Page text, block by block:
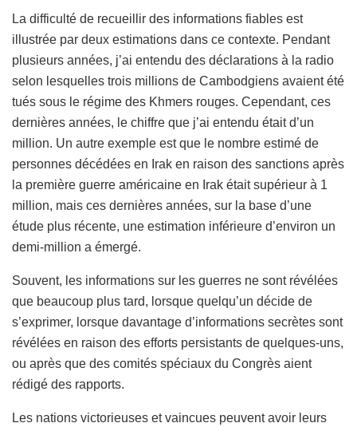
La difficulté de recueillir des informations fiables est
illustrée par deux estimations dans ce contexte. Pendant
plusieurs années, j’ai entendu des déclarations à la radio
selon lesquelles trois millions de Cambodgiens avaient été
tués sous le régime des Khmers rouges. Cependant, ces
dernières années, le chiffre que j’ai entendu était d’un
million. Un autre exemple est que le nombre estimé de
personnes décédées en Irak en raison des sanctions après
la première guerre américaine en Irak était supérieur à 1
million, mais ces dernières années, sur la base d’une
étude plus récente, une estimation inférieure d’environ un
demi-million a émergé.
Souvent, les informations sur les guerres ne sont révélées
que beaucoup plus tard, lorsque quelqu’un décide de
s’exprimer, lorsque davantage d’informations secrètes sont
révélées en raison des efforts persistants de quelques-uns,
ou après que des comités spéciaux du Congrès aient
rédigé des rapports.
Les nations victorieuses et vaincues peuvent avoir leurs